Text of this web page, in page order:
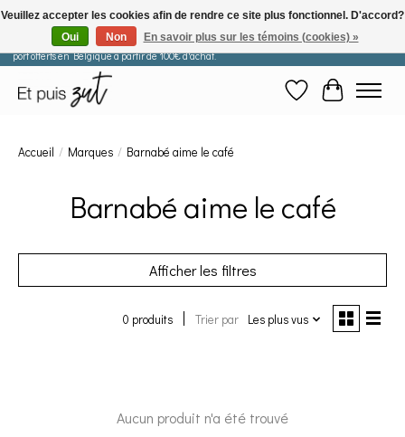
Les commandes passées après le 29 juillet seront expédiées à partir du 11 août. Frais de
port offerts en Belgique à partir de 100€ d'achat.
Liste de souhaits
Panier
Accueil / Marques / Barnabé aime le café
Barnabé aime le café
Afficher les filtres
0 produits Trier par Les plus vus
Aucun produit n'a été trouvé
Veuillez accepter les cookies afin de rendre ce site plus fonctionnel. D'accord?
Oui
Non En savoir plus sur les témoins (cookies) »